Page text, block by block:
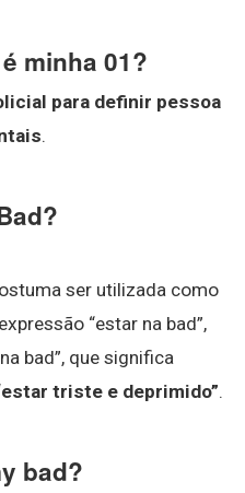
minha 01?
para definir pessoa
.
ser utilizada como
“estar na bad”,
bad”, que significa
triste e deprimido”.
bad?